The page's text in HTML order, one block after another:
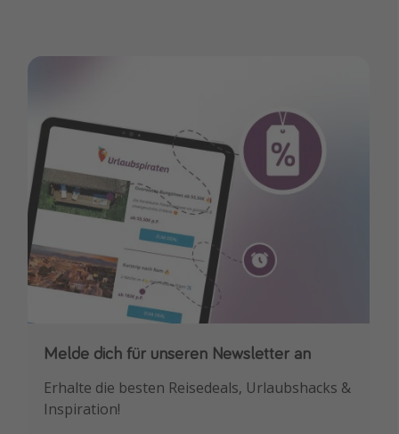
Melde dich für unseren Newsletter an
Erhalte die besten Reisedeals, Urlaubshacks &
Inspiration!
Downloade unsere App
Buche die besten Reiseschnäppchen als
Erstes.